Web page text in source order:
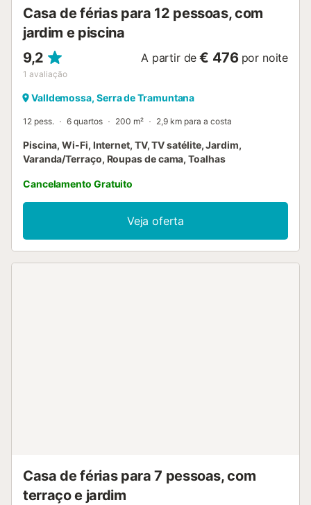
Casa de férias para 12 pessoas, com
jardim e piscina
9,2
1 avaliação
A partir de € 476 por noite
Valldemossa, Serra de Tramuntana
12 pess. 6 quartos 200 m² 2,9 km para a costa
Piscina, Wi-Fi, Internet, TV, TV satélite, Jardim,
Varanda/Terraço, Roupas de cama, Toalhas
Cancelamento Gratuito
Veja oferta
Casa de férias para 7 pessoas, com
terraço e jardim